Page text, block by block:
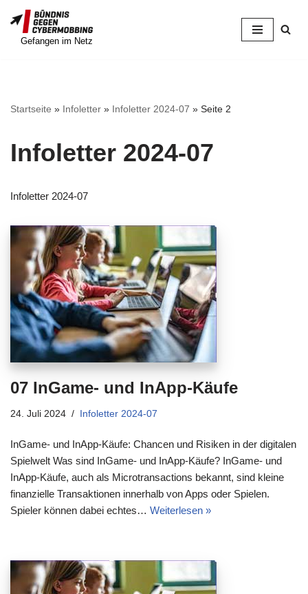
Zum
Gefangen im Netz
Startseite » Infoletter » Infoletter 2024-07 » Seite 2
Infoletter 2024-07
Infoletter 2024-07
07 InGame- und InApp-Käufe
24. Juli 2024 Infoletter 2024-07
InGame- und InApp-Käufe: Chancen und Risiken in der digitalen
Spielwelt Was sind InGame- und InApp-Käufe? InGame- und
InApp-Käufe, auch als Microtransactions bekannt, sind kleine
finanzielle Transaktionen innerhalb von Apps oder Spielen.
Spieler können dabei echtes… Weiterlesen »